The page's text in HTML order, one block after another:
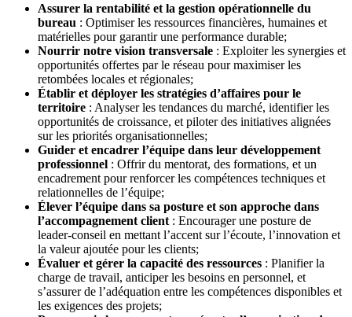
Assurer la rentabilité et la gestion opérationnelle du
bureau : Optimiser les ressources financières, humaines et
matérielles pour garantir une performance durable;
Nourrir notre vision transversale : Exploiter les synergies et
opportunités offertes par le réseau pour maximiser les
retombées locales et régionales;
Établir et déployer les stratégies d’affaires pour le
territoire : Analyser les tendances du marché, identifier les
opportunités de croissance, et piloter des initiatives alignées
sur les priorités organisationnelles;
Guider et encadrer l’équipe dans leur développement
professionnel : Offrir du mentorat, des formations, et un
encadrement pour renforcer les compétences techniques et
relationnelles de l’équipe;
Élever l’équipe dans sa posture et son approche dans
l’accompagnement client : Encourager une posture de
leader-conseil en mettant l’accent sur l’écoute, l’innovation et
la valeur ajoutée pour les clients;
Évaluer et gérer la capacité des ressources : Planifier la
charge de travail, anticiper les besoins en personnel, et
s’assurer de l’adéquation entre les compétences disponibles et
les exigences des projets;